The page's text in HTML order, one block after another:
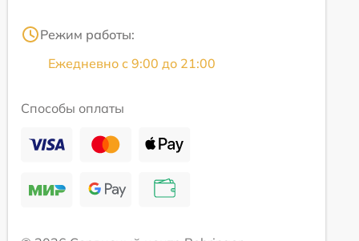
Режим работы:
Ежедневно с 9:00 до 21:00
Способы оплаты